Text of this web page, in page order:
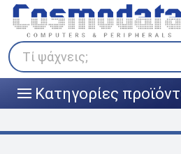
Τί ψάχνεις;
||| Κατηγορίες
Klarna
Πληρώστε σε 3
άτοκες δόσεις